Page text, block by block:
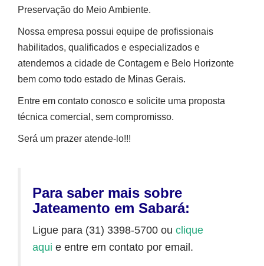
Preservação do Meio Ambiente.
Nossa empresa possui equipe de profissionais
habilitados, qualificados e especializados e
atendemos a cidade de Contagem e Belo Horizonte
bem como todo estado de Minas Gerais.
Entre em contato conosco e solicite uma proposta
técnica comercial, sem compromisso.
Será um prazer atende-lo!!!
Para saber mais sobre
Jateamento em Sabará:
Ligue para (31) 3398-5700 ou clique
aqui e entre em contato por email.